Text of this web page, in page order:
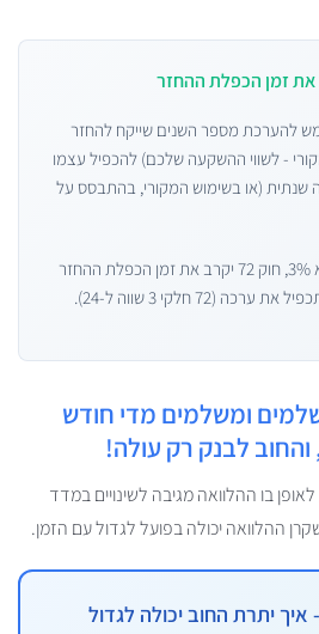
להערכת מספר השנים שייקח להחזר
- לשווי ההשקעה שלכם) להכפיל עצמו
שנתית (או בשימוש המקורי, בהתבסס על
לדוגמה, אם האינפלציה היא 3%, חוק 72 יקרב את זמן הכפלת ההחזר
ומשלמים מדי חודש
לבנק רק עולה!
בו ההלוואה מגיבה לשינויים במדד
ההלוואה יכולה בפועל לגדול עם הזמן.
יתרת החוב יכולה לגדול